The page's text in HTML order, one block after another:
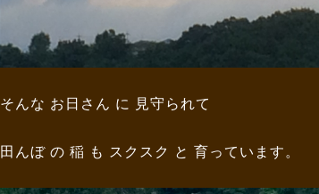
そんな お日さん に 見守られて
田んぼ の 稲 も スクスク と 育っています。